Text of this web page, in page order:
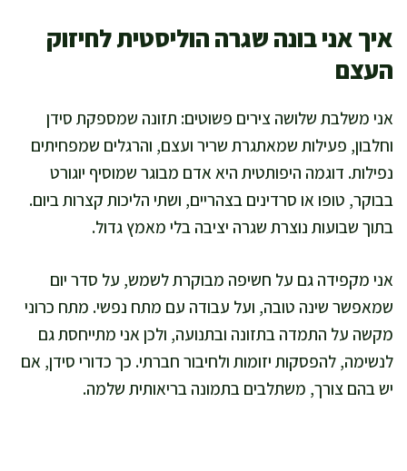
איך אני בונה שגרה הוליסטית לחיזוק
העצם
אני משלבת שלושה צירים פשוטים: תזונה שמספקת סידן
וחלבון, פעילות שמאתגרת שריר ועצם, והרגלים שמפחיתים
נפילות. דוגמה היפותטית היא אדם מבוגר שמוסיף יוגורט
בבוקר, טופו או סרדינים בצהריים, ושתי הליכות קצרות ביום.
בתוך שבועות נוצרת שגרה יציבה בלי מאמץ גדול.
אני מקפידה גם על חשיפה מבוקרת לשמש, על סדר יום
שמאפשר שינה טובה, ועל עבודה עם מתח נפשי. מתח כרוני
מקשה על התמדה בתזונה ובתנועה, ולכן אני מתייחסת גם
לנשימה, להפסקות יזומות ולחיבור חברתי. כך כדורי סידן, אם
יש בהם צורך, משתלבים בתמונה בריאותית שלמה.